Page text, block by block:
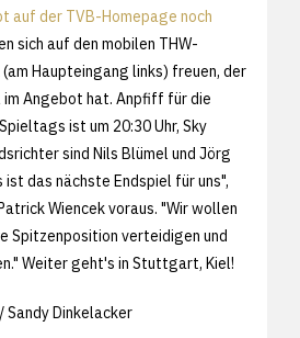
auf der TVB-Homepage noch
sich auf den mobilen THW-
(am Haupteingang links) freuen, der
im Angebot hat. Anpfiff für die
ist um 20:30 Uhr, Sky
sind Nils Blümel und Jörg
ist das nächste Endspiel für uns",
Wiencek voraus. "Wir wollen
Spitzenposition verteidigen und
Weiter geht's in Stuttgart, Kiel!
Sandy Dinkelacker